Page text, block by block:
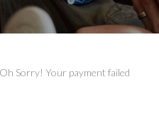
Oh Sorry! Your payment failed